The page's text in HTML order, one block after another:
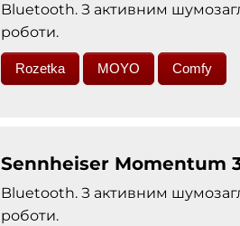
Bluetooth. З активним
роботи.
Rozetka MOYO Comfy
Sennheiser Momentum
Bluetooth. З активним
роботи.